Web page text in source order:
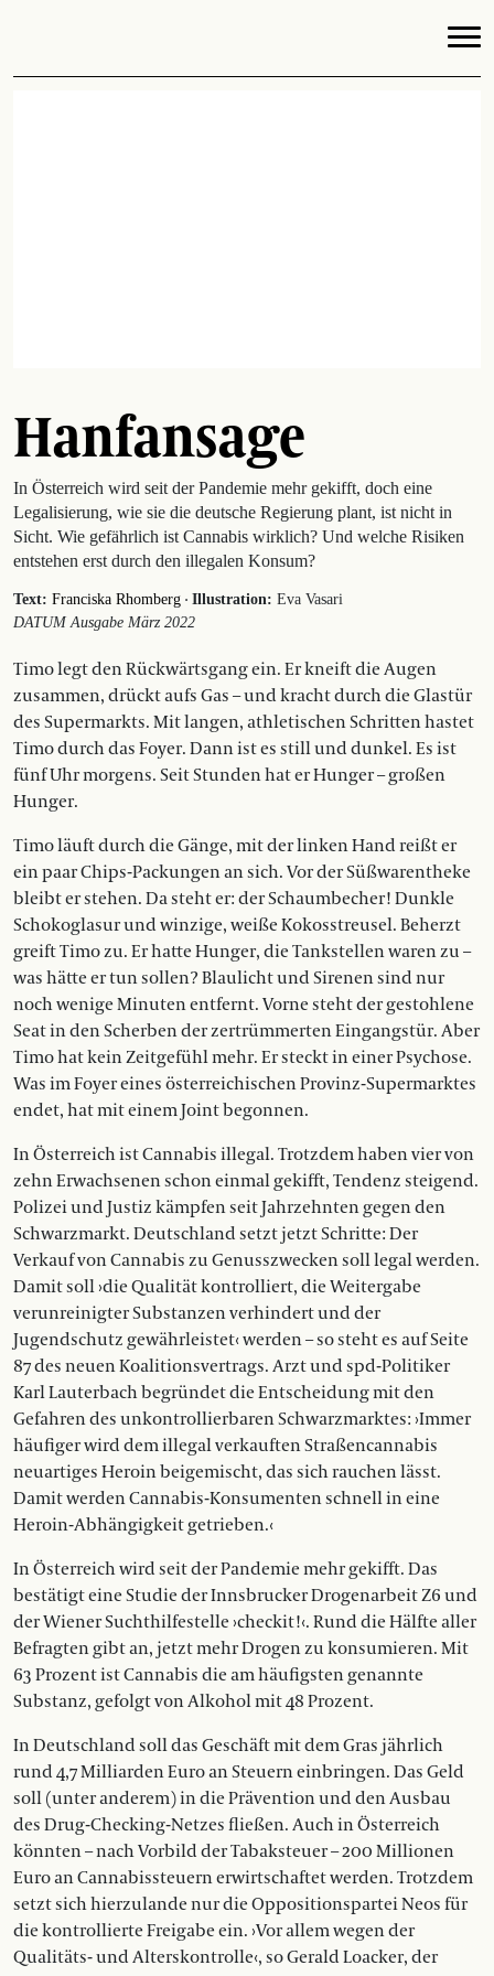
Hanfansage
In Österreich wird seit der Pandemie mehr gekifft, doch eine
Legalisierung, wie sie die deutsche Regierung plant, ist nicht in
Sicht. Wie gefährlich ist Cannabis wirklich? Und welche Risiken
entstehen erst durch den illegalen Konsum?
Text: Franciska Rhomberg · Illustration: Eva Vasari
DATUM Ausgabe März 2022
Timo legt den Rückwärtsgang ein. Er kneift die Augen
zusammen, drückt aufs Gas – und kracht durch die Glastür
des Supermarkts. Mit langen, athletischen Schritten hastet
Timo durch das Foyer. Dann ist es still und dunkel. Es ist
fünf Uhr morgens. Seit Stunden hat er Hunger – großen
Hunger.
Timo läuft durch die Gänge, mit der linken Hand reißt er
ein paar Chips-Packungen an sich. Vor der Süßwarentheke
bleibt er stehen. Da steht er: der Schaumbecher! Dunkle
Schokoglasur und winzige, weiße Kokosstreusel. Beherzt
greift Timo zu. Er hatte Hunger, die Tankstellen waren zu –
was hätte er tun sollen? Blaulicht und Sirenen sind nur
noch wenige Minuten entfernt. Vorne steht der gestohlene
Seat in den Scherben der zertrümmerten Eingangstür. Aber
Timo hat kein Zeitgefühl mehr. Er steckt in einer Psychose.
Was im Foyer eines österreichischen Provinz-Supermarktes
endet, hat mit einem Joint begonnen.
In Österreich ist Cannabis illegal. Trotzdem haben vier von
zehn Erwachsenen schon einmal gekifft, Tendenz steigend.
Polizei und Justiz kämpfen seit Jahrzehnten gegen den
Schwarzmarkt. Deutschland setzt jetzt Schritte: Der
Verkauf von Cannabis zu Genusszwecken soll legal werden.
Damit soll ›die Qualität kontrolliert, die Weitergabe
verunreinigter Substanzen verhindert und der
Jugendschutz gewährleistet‹ werden – so steht es auf Seite
87 des neuen Koalitionsvertrags. Arzt und spd-Politiker
Karl Lauterbach begründet die Entscheidung mit den
Gefahren des unkontrollierbaren Schwarzmarktes: ›Immer
häufiger wird dem illegal verkauften Straßencannabis
neuartiges Heroin beigemischt, das sich rauchen lässt.
Damit werden Cannabis-Konsumenten schnell in eine
Heroin-Abhängigkeit getrieben.‹
In Österreich wird seit der Pandemie mehr gekifft. Das
bestätigt eine Studie der Innsbrucker Drogenarbeit Z6 und
der Wiener Suchthilfestelle ›checkit!‹. Rund die Hälfte aller
Befragten gibt an, jetzt mehr Drogen zu konsumieren. Mit
63 Prozent ist Cannabis die am häufigsten genannte
Substanz, gefolgt von Alkohol mit 48 Prozent.
In Deutschland soll das Geschäft mit dem Gras jährlich
rund 4,7 Milliarden Euro an Steuern einbringen. Das Geld
soll (unter anderem) in die Prävention und den Ausbau
des Drug-Checking-Netzes fließen. Auch in Österreich
könnten – nach Vorbild der Tabaksteuer – 200 Millionen
Euro an Cannabissteuern erwirtschaftet werden. Trotzdem
setzt sich hierzulande nur die Oppositionspartei Neos für
die kontrollierte Freigabe ein. ›Vor allem wegen der
Qualitäts- und Alterskontrolle‹, so Gerald Loacker, der